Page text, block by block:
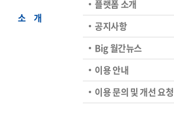
소ㅤ개
플랫폼 소개
공지사항
Big 월간뉴스
이용 안내
이용 문의 및 개선 요청